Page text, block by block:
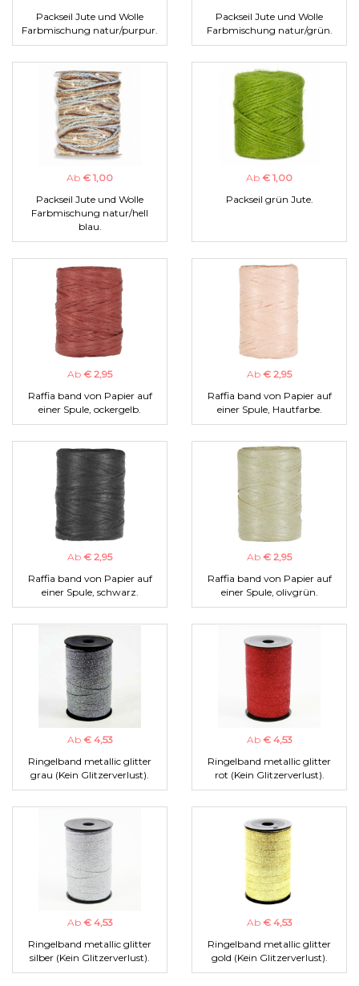
Packseil Jute und Wolle
Farbmischung natur/purpur.
Packseil Jute und Wolle
Farbmischung natur/grün.
Ab € 1,00
Packseil Jute und Wolle
Farbmischung natur/hell
blau.
Ab € 1,00
Packseil grün Jute.
Ab € 2,95
Raffia band von Papier auf
einer Spule, ockergelb.
Ab € 2,95
Raffia band von Papier auf
einer Spule, Hautfarbe.
Ab € 2,95
Raffia band von Papier auf
einer Spule, schwarz.
Ab € 2,95
Raffia band von Papier auf
einer Spule, olivgrün.
Ab € 4,53
Ringelband metallic glitter
grau (Kein Glitzerverlust).
Ab € 4,53
Ringelband metallic glitter
rot (Kein Glitzerverlust).
Ab € 4,53
Ringelband metallic glitter
silber (Kein Glitzerverlust).
Ab € 4,53
Ringelband metallic glitter
gold (Kein Glitzerverlust).